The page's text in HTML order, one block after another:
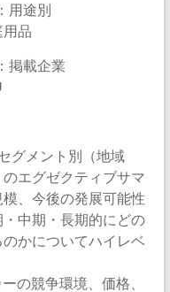
用途別
品
掲載企業
グメント別（地域
エグゼクティブサマ
、今後の発展可能性
中期・長期的にどの
かについてハイレベ
の競争環境、価格、